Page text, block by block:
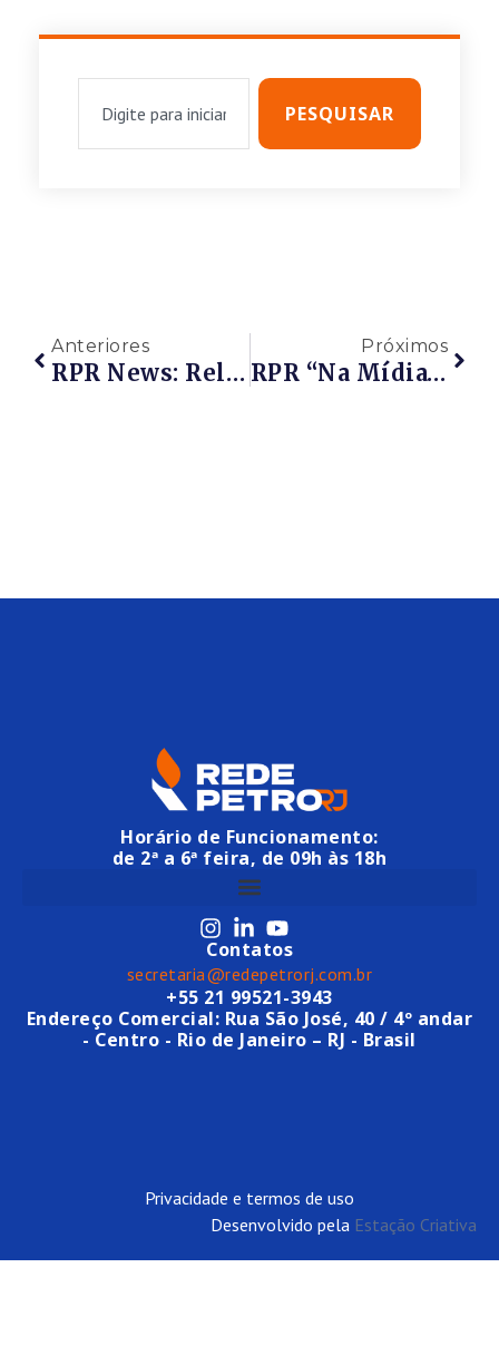
PESQUISAR
Anteriores
RPR News: Release – REUNIÃO MENSAL DA RPR Reúne Empresários Com O Cluster Naval Do Estado Do Rio De Janeiro E Crea-RJ
Próximos
RPR “Na Mídia” – INT Firma Cooperação Com A Rede Petro Rio
Horário de Funcionamento:
de 2ª a 6ª feira, de 09h às 18h
Contatos
secretaria@redepetrorj.com.br
+55 21 99521-3943
Endereço Comercial: Rua São José, 40 / 4º andar
- Centro - Rio de Janeiro – RJ - Brasil
Privacidade e termos de uso
Desenvolvido pela Estação Criativa